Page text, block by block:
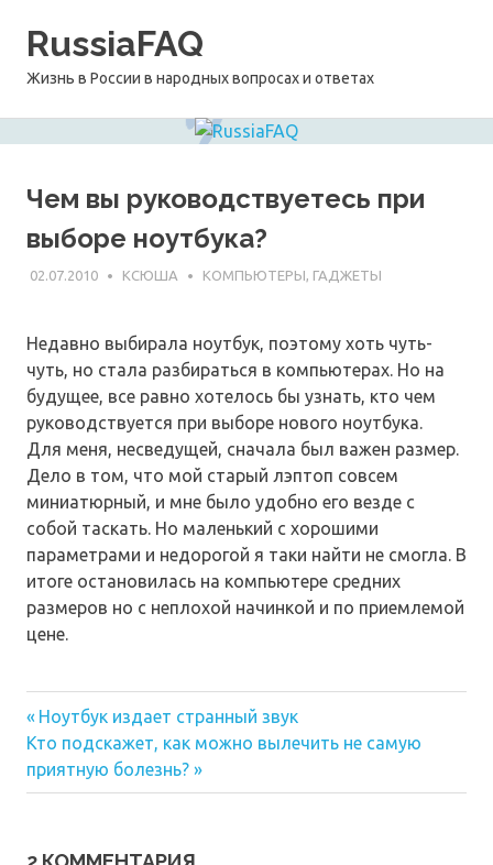
RussiaFAQ
Жизнь в России в народных вопросах и ответах
Чем вы руководствуетесь при
выборе ноутбука?
02.07.2010 КСЮША КОМПЬЮТЕРЫ, ГАДЖЕТЫ
Недавно выбирала ноутбук, поэтому хоть чуть-
чуть, но стала разбираться в компьютерах. Но на
будущее, все равно хотелось бы узнать, кто чем
руководствуется при выборе нового ноутбука.
Для меня, несведущей, сначала был важен размер.
Дело в том, что мой старый лэптоп совсем
миниатюрный, и мне было удобно его везде с
собой таскать. Но маленький с хорошими
параметрами и недорогой я таки найти не смогла. В
итоге остановилась на компьютере средних
размеров но с неплохой начинкой и по приемлемой
цене.
Навигация
по
записям
Предыдущая
запись:
Ноутбук издает странный звук
Следующая
запись:
Кто подскажет, как можно вылечить не самую
приятную болезнь?